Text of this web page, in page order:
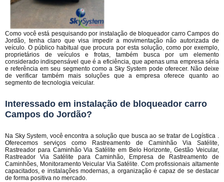
Como você está pesquisando por instalação de bloqueador carro Campos do
Jordão, tenha claro que visa impedir a movimentação não autorizada de
veículo. O público habitual que procura por esta solução, como por exemplo,
proprietários de veículos e frotas, também busca por um elemento
considerado indispensável que é a eficiência, que apenas uma empresa séria
e referência em seu segmento como a Sky System pode oferecer. Não deixe
de verificar também mais soluções que a empresa oferece quanto ao
segmento de tecnologia veicular.
Interessado em instalação de bloqueador carro
Campos do Jordão?
Na Sky System, você encontra a solução que busca ao se tratar de Logística .
Oferecemos serviços como Rastreamento de Caminhão Via Satélite,
Rastreador para Caminhão Via Satélite em Belo Horizonte, Gestão Veicular,
Rastreador Via Satélite para Caminhão, Empresa de Rastreamento de
Caminhões, Monitoramento Veicular Via Satélite. Com profissionais altamente
capacitados, e instalações modernas, a organização é capaz de se destacar
de forma positiva no mercado.